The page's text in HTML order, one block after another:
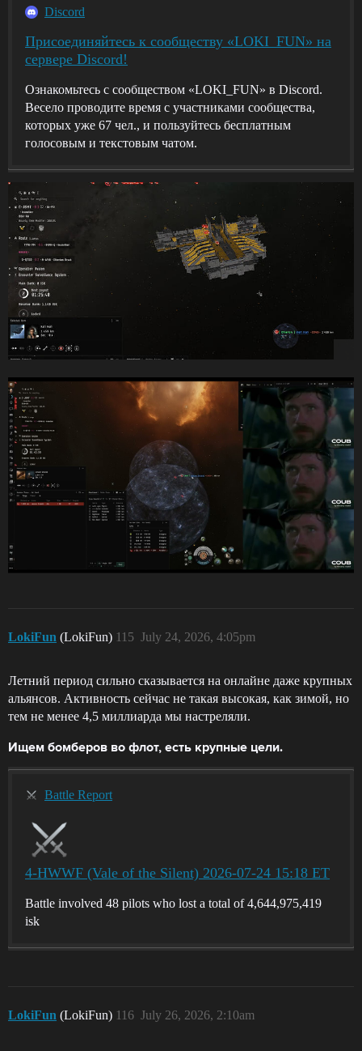
Discord
Присоединяйтесь к сообществу «LOKI_FUN» на
сервере Discord!
Ознакомьтесь с сообществом «LOKI_FUN» в Discord.
Весело проводите время с участниками сообщества,
которых уже 67 чел., и пользуйтесь бесплатным
голосовым и текстовым чатом.
LokiFun (LokiFun) July 24, 2026, 4:05pm
115
Летний период сильно сказывается на онлайне даже крупных
альянсов. Активность сейчас не такая высокая, как зимой, но
тем не менее 4,5 миллиарда мы настреляли.
Ищем бомберов во флот, есть крупные цели.
Battle Report
4-HWWF (Vale of the Silent) 2026-07-24 15:18 ET
Battle involved 48 pilots who lost a total of 4,644,975,419
isk
LokiFun (LokiFun) July 26, 2026, 2:10am
116